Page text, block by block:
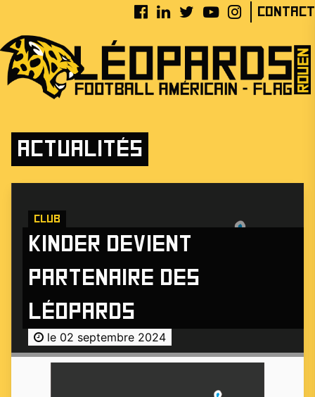
Contact
Actualités
Club
Kinder devient
partenaire des
Léopards
le 02 septembre 2024